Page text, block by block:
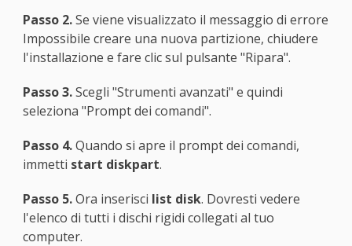
Passo 2.Se viene visualizzato il messaggio di errore
Impossibile creare una nuova partizione, chiudere
l'installazione e fare clic sul pulsante "Ripara".
Passo 3.Scegli "Strumenti avanzati" e quindi
seleziona "Prompt dei comandi".
Passo 4.Quando si apre il prompt dei comandi,
immetti start diskpart.
Passo 5.Ora inserisci list disk. Dovresti vedere
l'elenco di tutti i dischi rigidi collegati al tuo
computer.